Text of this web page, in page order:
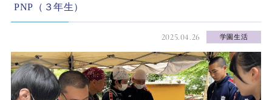
PNP（３年生）
2025.04.26 学園生活